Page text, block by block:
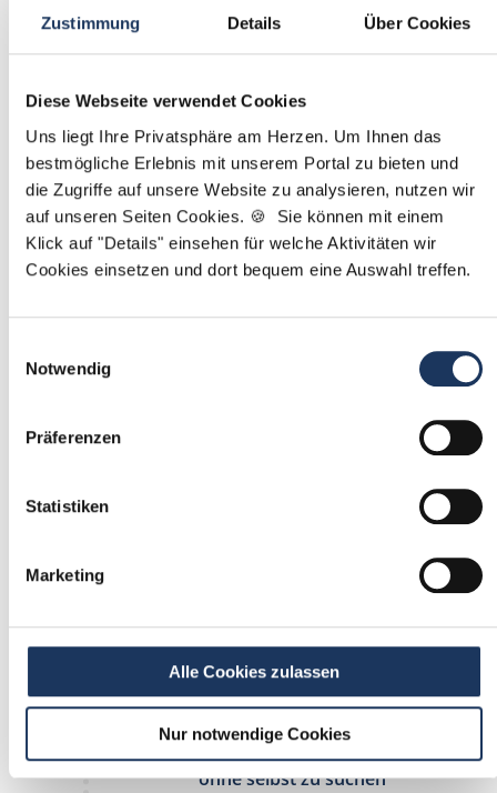
Zustimmung Details Über Cookies
Diese Webseite verwendet Cookies
Uns liegt Ihre Privatsphäre am Herzen. Um Ihnen das
bestmögliche Erlebnis mit unserem Portal zu bieten und
die Zugriffe auf unsere Website zu analysieren, nutzen wir
auf unseren Seiten Cookies. 🍪 Sie können mit einem
Klick auf "Details" einsehen für welche Aktivitäten wir
Cookies einsetzen und dort bequem eine Auswahl treffen.
Notwendig
Präferenzen
Statistiken
Marketing
Alle Cookies zulassen
Nur notwendige Cookies
Sie haben dieses Formular schonmal abgesendet?Dann
müssen Sie das Formular nicht erneut abschicken,
sondern nurhierIhre Angaben für die Stellensuche
anpassen.
Mit markierte Felder sind Pflichtfelder
1
2
Passende Stellenangebote
erhalten
stetig neue Stellenangebote erhalten
ohne selbst zu suchen